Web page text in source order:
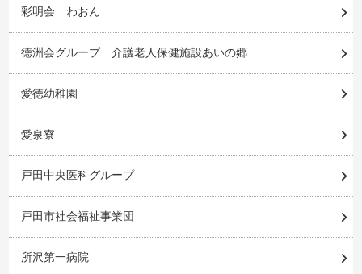
彩明会 わおん
徳洲会グループ 介護老人保健施設あいの郷
愛徳幼稚園
愛泉寮
戸田中央医科グループ
戸田市社会福祉事業団
所沢第一病院